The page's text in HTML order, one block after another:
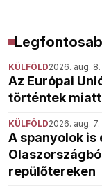
KÜLFÖLD2026. aug.
Az Európai
történtek miatt
KÜLFÖLD2026. aug. 7.
A spanyolok is
repülőtereken